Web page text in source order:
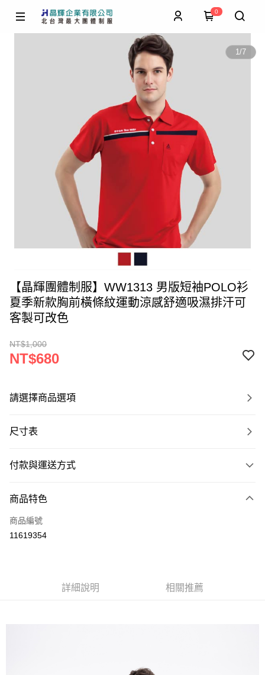
0
1/7
【晶輝團體制服】WW1313 男版短袖POLO衫
夏季新款胸前橫條紋運動涼感舒適吸濕排汗可
客製可改色
NT$1,000
NT$680
請選擇商品選項
尺寸表
付款與運送方式
信用卡一次付款
運送方式
商品特色
商品編號
11619354
詳細說明 相關推薦